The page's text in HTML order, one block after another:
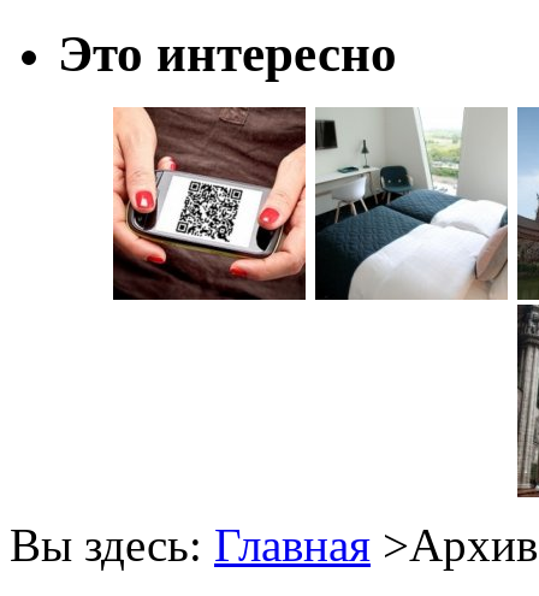
Это интересно
Вы здесь: Главная >Архив